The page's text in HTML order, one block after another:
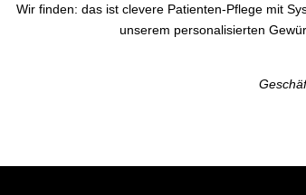
Wir finden: das ist clevere Patienten-Pflege mit
unserem personalisierten